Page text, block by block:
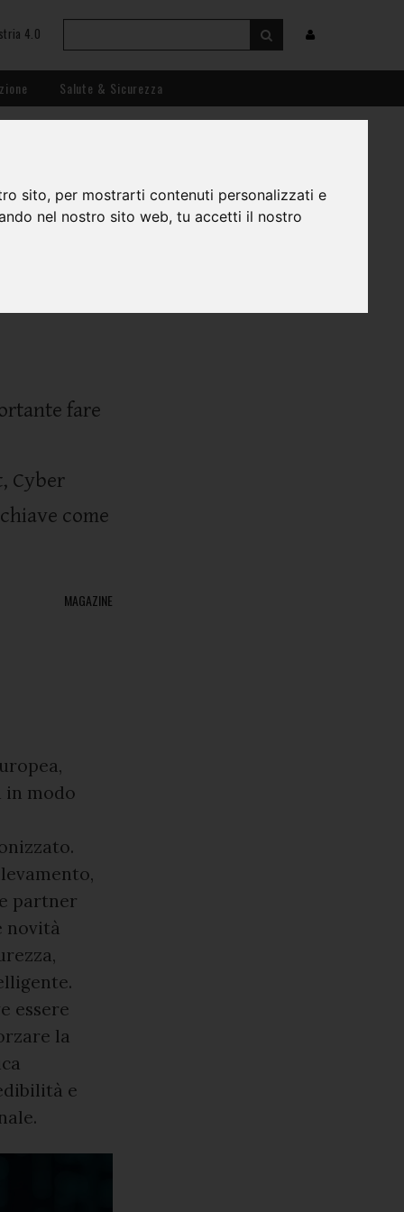
sito, per mostrarti contenuti personalizzati e
nel nostro sito web, tu accetti il nostro
4.0
Salute & Sicurezza
fare
Cyber
come
MAGAZINE
in modo
partner
novità
essere
la
e